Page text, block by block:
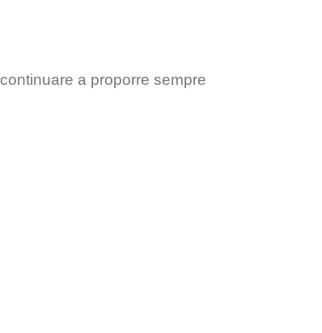
a proporre sempre